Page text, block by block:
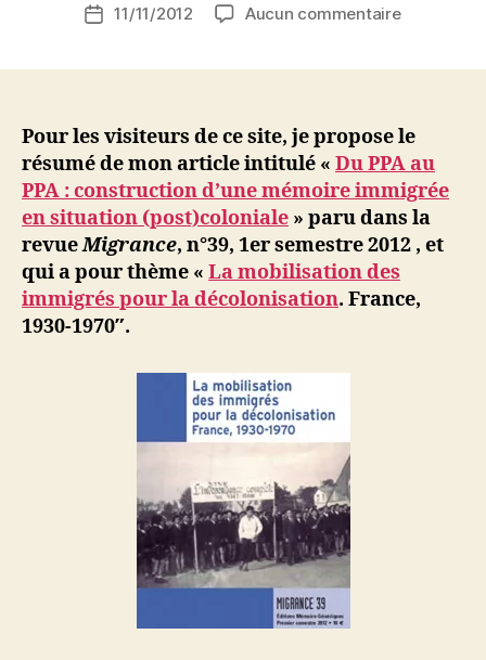
de
i
u
s
s
a
Date11/11/2012 Aucun commentairesur
:
d’une
mémoire
immigrée
en
Pour les visiteurs de ce site, je propose le
résumé de mon article intitulé « Du PPA au
PPA : construction d’une mémoire immigrée
en situation (post)coloniale » paru dans la
revueMigrance, n°39, 1er semestre 2012 , et
qui a pour thème « La mobilisation des
immigrés pour la décolonisation. France,
1930-1970″.